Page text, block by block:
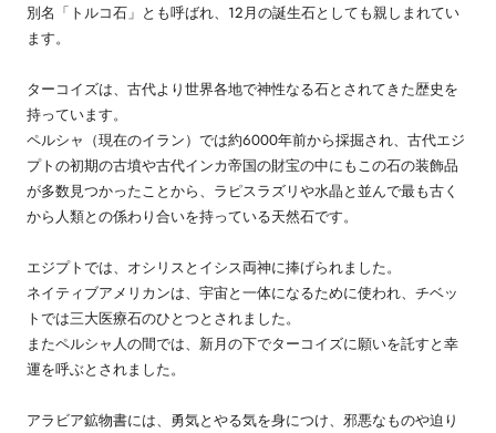
別名「トルコ石」とも呼ばれ、12月の誕生石としても親しまれてい
ます。
ターコイズは、古代より世界各地で神性なる石とされてきた歴史を
持っています。
ペルシャ（現在のイラン）では約6000年前から採掘され、古代エジ
プトの初期の古墳や古代インカ帝国の財宝の中にもこの石の装飾品
が多数見つかったことから、ラピスラズリや水晶と並んで最も古く
から人類との係わり合いを持っている天然石です。
エジプトでは、オシリスとイシス両神に捧げられました。
ネイティブアメリカンは、宇宙と一体になるために使われ、チベッ
トでは三大医療石のひとつとされました。
またペルシャ人の間では、新月の下でターコイズに願いを託すと幸
運を呼ぶとされました。
アラビア鉱物書には、勇気とやる気を身につけ、邪悪なものや迫り